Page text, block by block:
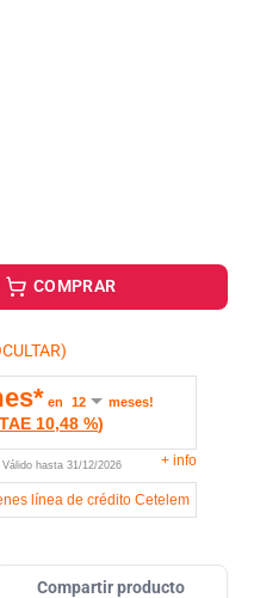
COMPRAR
en meses!
TAE 10,48 %)
Válido hasta 31/12/2026 + info
línea de crédito Cetelem
Compartir producto